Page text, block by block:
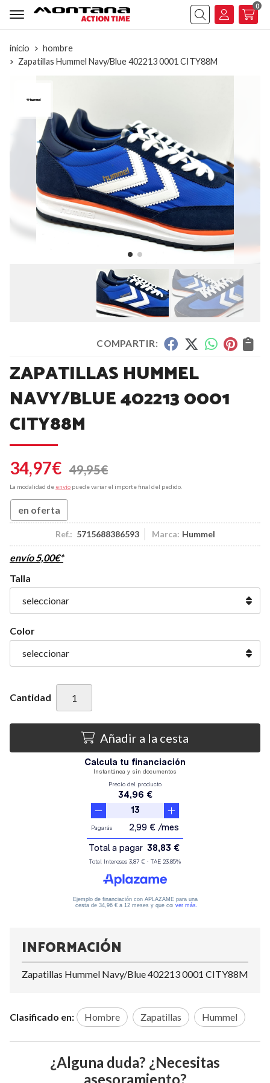
Buscar
0
inicio
hombre
Zapatillas Hummel Navy/Blue 402213 0001 CITY88M
COMPARTIR:
ZAPATILLAS HUMMEL
NAVY/BLUE 402213 0001
CITY88M
34,97€ 49,95€
La modalidad de envío puede variar el importe final del pedido.
en oferta
Ref.: 5715688386593 Marca: Hummel
envío 5,00€*
Talla
Color
Cantidad
Añadir a la cesta
INFORMACIÓN
Zapatillas Hummel Navy/Blue 402213 0001 CITY88M
Clasificado en: Hombre Zapatillas Hummel
¿Alguna duda? ¿Necesitas
asesoramiento?